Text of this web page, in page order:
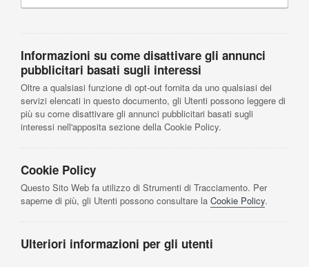
Informazioni su come disattivare gli annunci
pubblicitari basati sugli interessi
Oltre a qualsiasi funzione di opt-out fornita da uno qualsiasi dei
servizi elencati in questo documento, gli Utenti possono leggere di
più su come disattivare gli annunci pubblicitari basati sugli
interessi nell'apposita sezione della Cookie Policy.
Cookie Policy
Questo Sito Web fa utilizzo di Strumenti di Tracciamento. Per
saperne di più, gli Utenti possono consultare la Cookie Policy.
Ulteriori informazioni per gli utenti